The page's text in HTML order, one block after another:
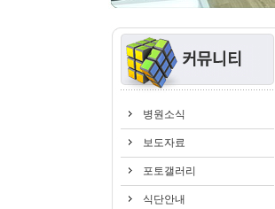
병원소식
보도자료
포토갤러리
식단안내